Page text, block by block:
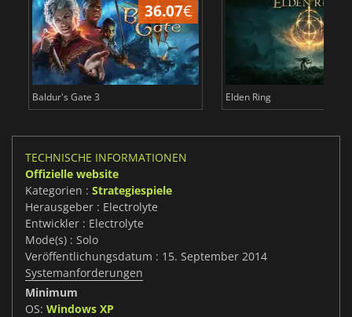
36.07€
Baldur's Gate 3 Elden Ring
TECHNISCHE INFORMATIONEN
Offizielle website
Kategorien : Strategiespiele
Herausgeber : Electrolyte
Entwickler : Electrolyte
Mode(s) : Solo
Veröffentlichungsdatum : 15. September 2014
Systemanforderungen
Minimum
OS: Windows XP